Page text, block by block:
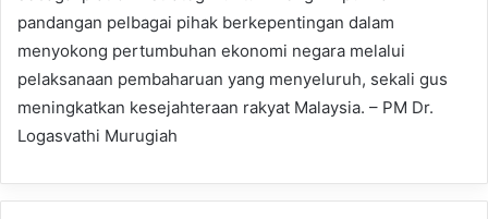
pandangan pelbagai pihak berkepentingan dalam
menyokong pertumbuhan ekonomi negara melalui
pelaksanaan pembaharuan yang menyeluruh, sekali gus
meningkatkan kesejahteraan rakyat Malaysia. – PM Dr.
Logasvathi Murugiah